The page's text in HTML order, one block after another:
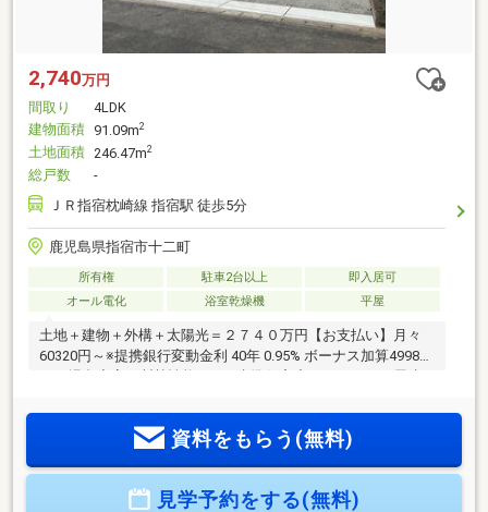
2,740万円
間取り
4LDK
建物面積 91.09m2
土地面積 246.47m2
総戸数
-
ＪＲ指宿枕崎線 指宿駅 徒歩5分
鹿児島県指宿市十二町
所有権 駐車2台以上
即入居可
オール電化
浴室乾燥機 平屋
土地＋建物＋外構＋太陽光＝２７４０万円【お支払い】月々
60320円～※提携銀行変動金利 40年 0.95% ボーナス加算49980
円の場合◆高い断熱性能のZEH水準住宅◆４ＬＤＫ、平屋建
ーク・全居室クローゼット）でお部屋が片付く！◆太陽光4.3
ｋｗ標準装備とオール電化で月々の光熱費を抑えられてお
ク！◆省令準耐火構造で火災保険がお安くなる！ご見学でき
ます。お住まいのこともご相談ください。【TEL 0995-55-
資料をもらう(無料)
見学予約をする(無料)